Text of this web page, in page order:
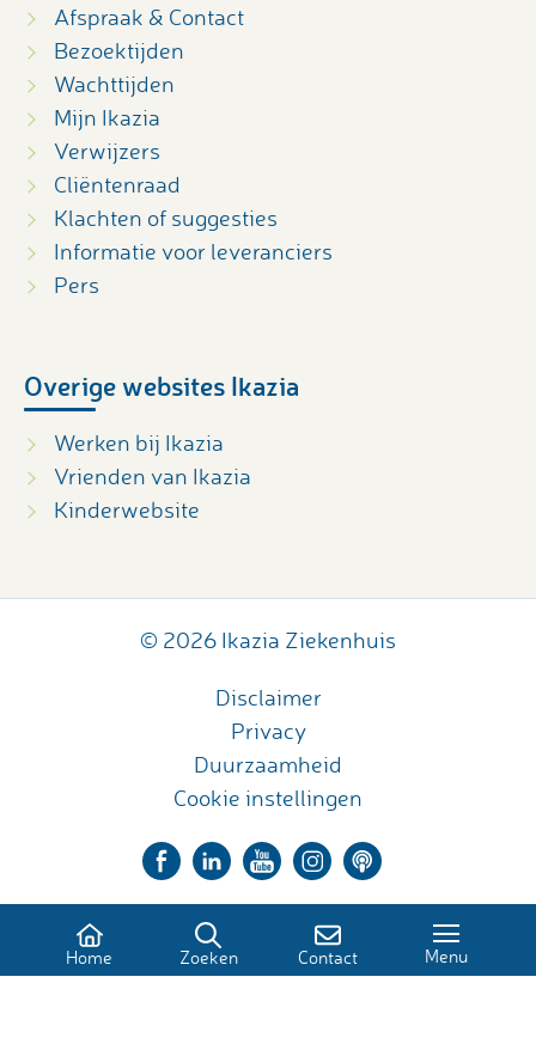
Afspraak & Contact
Bezoektijden
Wachttijden
Mijn Ikazia
Verwijzers
Cliëntenraad
Klachten of suggesties
Informatie voor leveranciers
Pers
Overige websites Ikazia
Werken bij Ikazia
Vrienden van Ikazia
Kinderwebsite
© 2026 Ikazia Ziekenhuis
Disclaimer
Privacy
Duurzaamheid
Cookie instellingen
Home Zoeken Contact Menu